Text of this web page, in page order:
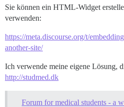
Sie können ein HTML-Widget
verwenden:
https://meta.discourse.org/t/
another-site/
Ich verwende meine eigene Lösung,
http://studmed.dk